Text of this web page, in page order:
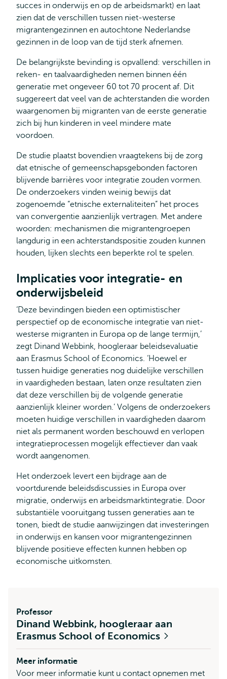
succes in onderwijs en op de arbeidsmarkt) en laat
zien dat de verschillen tussen niet-westerse
migrantengezinnen en autochtone Nederlandse
gezinnen in de loop van de tijd sterk afnemen.
De belangrijkste bevinding is opvallend: verschillen in
reken- en taalvaardigheden nemen binnen één
generatie met ongeveer 60 tot 70 procent af. Dit
suggereert dat veel van de achterstanden die worden
waargenomen bij migranten van de eerste generatie
zich bij hun kinderen in veel mindere mate
voordoen.
De studie plaatst bovendien vraagtekens bij de zorg
dat etnische of gemeenschapsgebonden factoren
blijvende barrières voor integratie zouden vormen.
De onderzoekers vinden weinig bewijs dat
zogenoemde “etnische externaliteiten” het proces
van convergentie aanzienlijk vertragen. Met andere
woorden: mechanismen die migrantengroepen
langdurig in een achterstandspositie zouden kunnen
houden, lijken slechts een beperkte rol te spelen.
Implicaties voor integratie- en
onderwijsbeleid
‘Deze bevindingen bieden een optimistischer
perspectief op de economische integratie van niet-
westerse migranten in Europa op de lange termijn,’
zegt Dinand Webbink, hoogleraar beleidsevaluatie
aan Erasmus School of Economics. ‘Hoewel er
tussen huidige generaties nog duidelijke verschillen
in vaardigheden bestaan, laten onze resultaten zien
dat deze verschillen bij de volgende generatie
aanzienlijk kleiner worden.’ Volgens de onderzoekers
moeten huidige verschillen in vaardigheden daarom
niet als permanent worden beschouwd en verlopen
integratieprocessen mogelijk effectiever dan vaak
wordt aangenomen.
Het onderzoek levert een bijdrage aan de
voortdurende beleidsdiscussies in Europa over
migratie, onderwijs en arbeidsmarktintegratie. Door
substantiële vooruitgang tussen generaties aan te
tonen, biedt de studie aanwijzingen dat investeringen
in onderwijs en kansen voor migrantengezinnen
blijvende positieve effecten kunnen hebben op
economische uitkomsten.
Professor
Dinand Webbink, hoogleraar aan
Erasmus School of Economics
Meer informatie
Voor meer informatie kunt u contact opnemen met